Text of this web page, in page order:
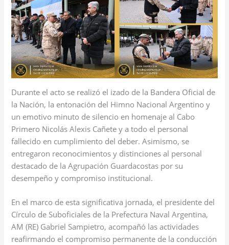
Durante el acto se realizó el izado de la Bandera Oficial de
la Nación, la entonación del Himno Nacional Argentino y
un emotivo minuto de silencio en homenaje al Cabo
Primero Nicolás Alexis Cañete y a todo el personal
fallecido en cumplimiento del deber. Asimismo, se
entregaron reconocimientos y distinciones al personal
destacado de la Agrupación Guardacostas por su
desempeño y compromiso institucional.
En el marco de esta significativa jornada, el presidente del
Círculo de Suboficiales de la Prefectura Naval Argentina,
AM (RE) Gabriel Sampietro, acompañó las actividades
reafirmando el compromiso permanente de la conducción